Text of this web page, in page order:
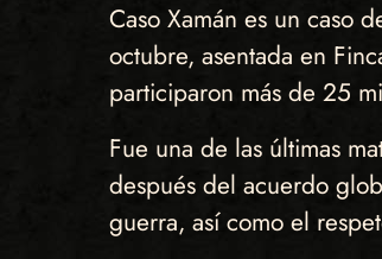
Caso Xamán es un caso
octubre, asentada en
participaron más de 25
Fue una de las últimas
después del acuerdo
guerra, así como el